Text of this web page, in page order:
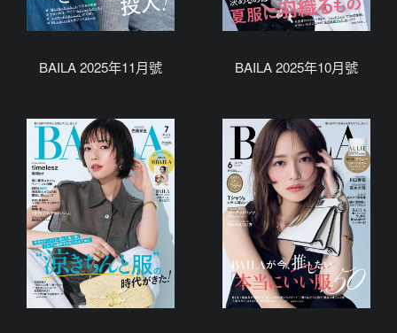
BAILA 2025年11月號 BAILA 2025年10月號